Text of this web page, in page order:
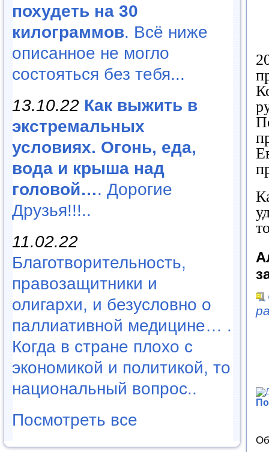
похудеть на 30
килограммов. Всё ниже
описанное не могло
состояться без тебя...
13.10.22 Как выжить в
экстремальных
условиях. Огонь, еда,
вода и крыша над
головой…. Дорогие
Друзья!!!..
11.02.22
Благотворительность,
правозащитники и
олигархи, и безусловно о
паллиативной медицине… .
Когда в стране плохо с
экономикой и политикой, то
национальный вопрос..
Посмотреть все